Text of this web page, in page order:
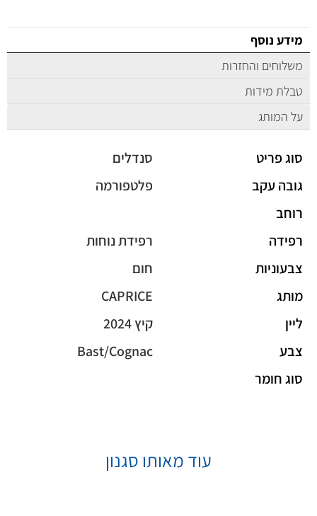
מידע נוסף
משלוחים והחזרות
טבלת מידות
על המותג
סוג פריט
סנדלים
גובה עקב
פלטפורמה
רוחב
רפידה
רפידת נוחות
צבעוניות
חום
מותג
CAPRICE
ליין
קיץ 2024
צבע
Bast/Cognac
סוג חומר
עוד מאותו סגנון